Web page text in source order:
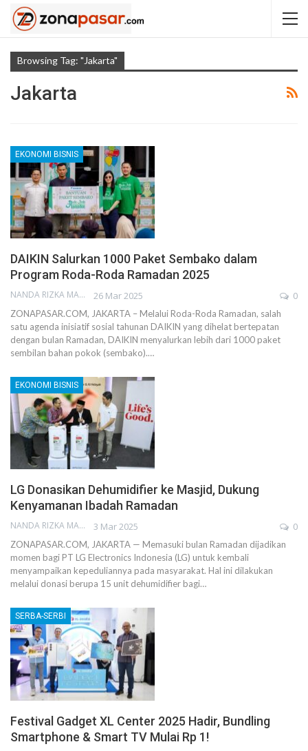
Browsing Tag: "Jakarta"
Jakarta
EKONOMI BISNIS
DAIKIN Salurkan 1000 Paket Sembako dalam
Program Roda-Roda Ramadan 2025
NANDA RIZKA MAHENDRA 26 Mar 2025 0
ZONAPASAR.COM, JAKARTA – Melalui Roda-Roda Ramadan, salah
satu agenda inisiatif sosial tahunan DAIKIN yang dihelat bertepatan
dengan bulan Ramadan, DAIKIN menyalurkan lebih dari 1000 paket
sembilan bahan pokok (sembako).…
EKONOMI BISNIS
LG Donasikan Dehumidifier ke Masjid, Dukung
Kenyamanan Ibadah Ramadan
NANDA RIZKA MAHENDRA 3 Mar 2025 0
ZONAPASAR.COM, JAKARTA — Memasuki bulan Ramadan dijadikan
momen bagi PT LG Electronics Indonesia (LG) untuk kembali
menyampaikan kepeduliannya pada masyarakat. Hal ini dilakukan
melalui donasi berupa 15 unit dehumidifier bagi…
SERBA-SERBI
Festival Gadget XL Center 2025 Hadir, Bundling
Smartphone & Smart TV Mulai Rp 1!